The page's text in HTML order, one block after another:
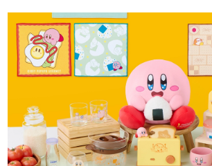
画です。
日本モバイルゲーム産業史
日本のモバイルゲーム史における主
ルを網羅するほか、開発者へのイ
解説を掲載。約20年の歴史が一望
若ゲのいたり〜ゲームクリエ
『うつヌケ』『ペンと箸』等で知
一先生によるゲーム業界レポートマ
なんでゲームは面白い？
ゲーム開発者・hamatsu氏がゲーム